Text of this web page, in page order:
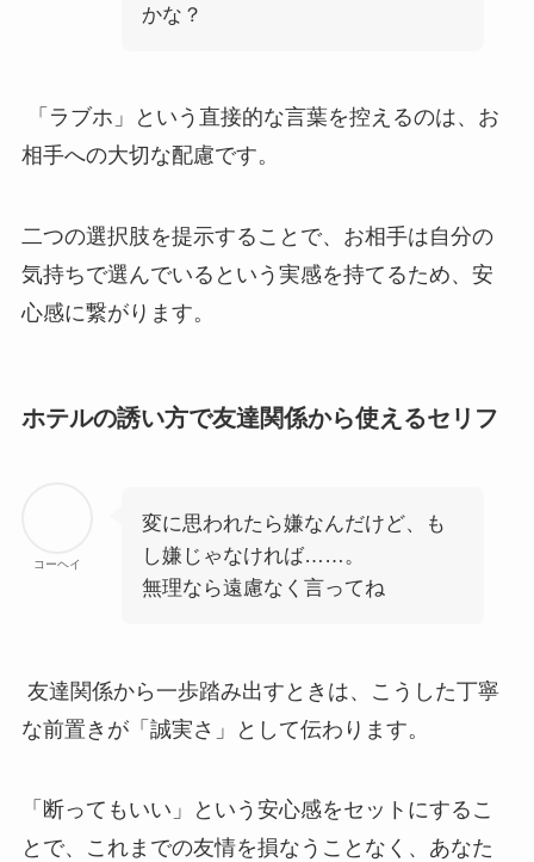
かな？
「ラブホ」という直接的な言葉を控えるのは、お
相手への大切な配慮です。
二つの選択肢を提示することで、お相手は自分の
気持ちで選んでいるという実感を持てるため、安
心感に繋がります。
ホテルの誘い方で友達関係から使えるセリフ
コーヘイ
変に思われたら嫌なんだけど、も
し嫌じゃなければ……。
無理なら遠慮なく言ってね
友達関係から一歩踏み出すときは、こうした丁寧
な前置きが「誠実さ」として伝わります。
「断ってもいい」という安心感をセットにするこ
とで、これまでの友情を損なうことなく、あなた